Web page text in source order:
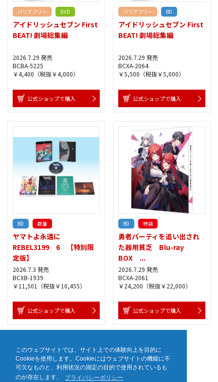
このウェブサイトでは、サイト上での体験向上を目的に
Cookieを使用します。Cookieにはウェブサイトの機能に不
可欠なものと、利用状況の測定の目的で使用されているも
のが存在します。
プライバシーポリシー
バリアフリー DVD
アイドリッシュセブン First
BEAT! 劇場総集編
2026.7.29 発売
BCBA-5225
￥4,400（税抜￥4,000）
公式ショップで購入
バリアフリー BD
アイドリッシュセブン First
BEAT! 劇場総集編
2026.7.29 発売
BCXA-2064
￥5,500（税抜￥5,000）
公式ショップで購入
BD 数量
ヤマトよ永遠に
REBEL3199 6 【特別限
定版】
2026.7.3 発売
BCXB-1939
￥11,501（税抜￥10,455）
公式ショップで購入
BD 特装
勇者パーティを追い出され
た器用貧乏 Blu-ray
BOX ...
2026.7.29 発売
BCXA-2061
￥24,200（税抜￥22,000）
公式ショップで購入
1